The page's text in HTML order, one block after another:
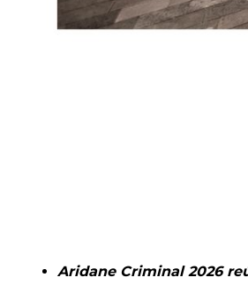
Aridane Criminal 2026